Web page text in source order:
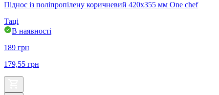
Піднос із поліпропілену коричневий 420х355 мм One chef
Таці
В наявності
189 грн
179,55 грн